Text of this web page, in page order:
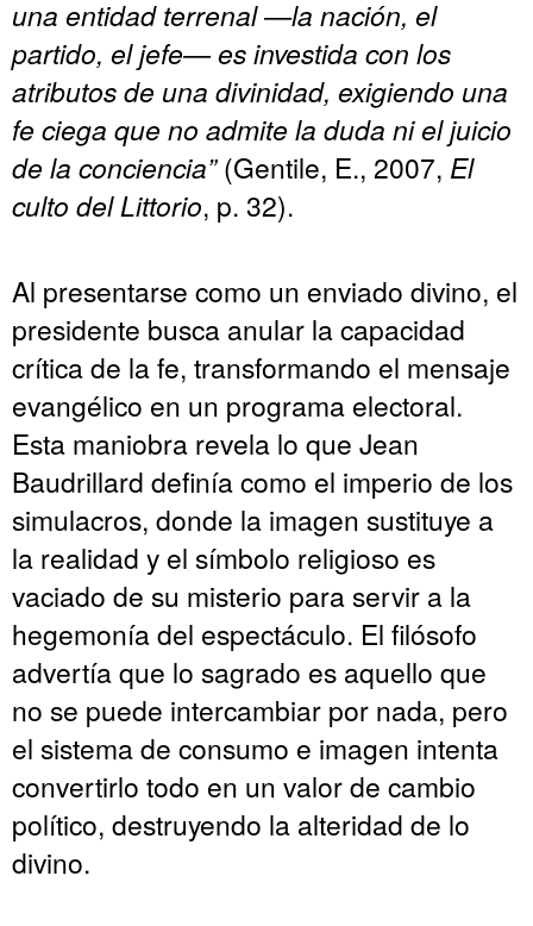
una entidad terrenal —la nación, el
partido, el jefe— es investida con los
atributos de una divinidad, exigiendo una
fe ciega que no admite la duda ni el juicio
de la conciencia”(Gentile, E., 2007, El
culto del Littorio, p. 32).
Al presentarse como un enviado divino, el
presidente busca anular la capacidad
crítica de la fe, transformando el mensaje
evangélico en un programa electoral.
Esta maniobra revela lo que Jean
Baudrillard definía como el imperio de los
simulacros, donde la imagen sustituye a
la realidad y el símbolo religioso es
vaciado de su misterio para servir a la
hegemonía del espectáculo. El filósofo
advertía que lo sagrado es aquello que
no se puede intercambiar por nada, pero
el sistema de consumo e imagen intenta
convertirlo todo en un valor de cambio
político, destruyendo la alteridad de lo
divino.